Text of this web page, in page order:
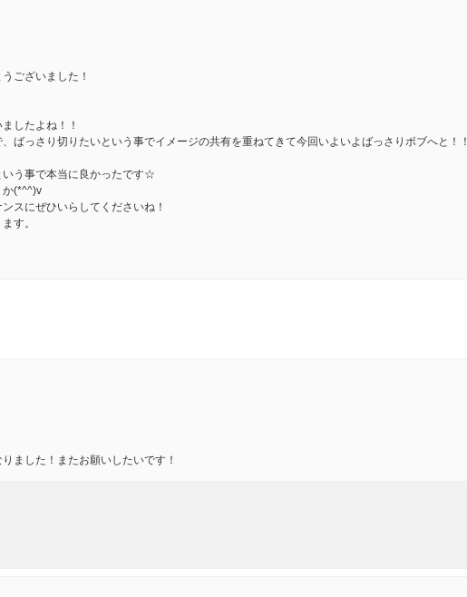
ございました！
したよね！！
ばっさり切りたいという事でイメージの共有を重ねてきて今回いよいよばっさりボブへと！！
う事で本当に良かったです☆
か(*^^)v
スにぜひいらしてくださいね！
す。
ました！またお願いしたいです！